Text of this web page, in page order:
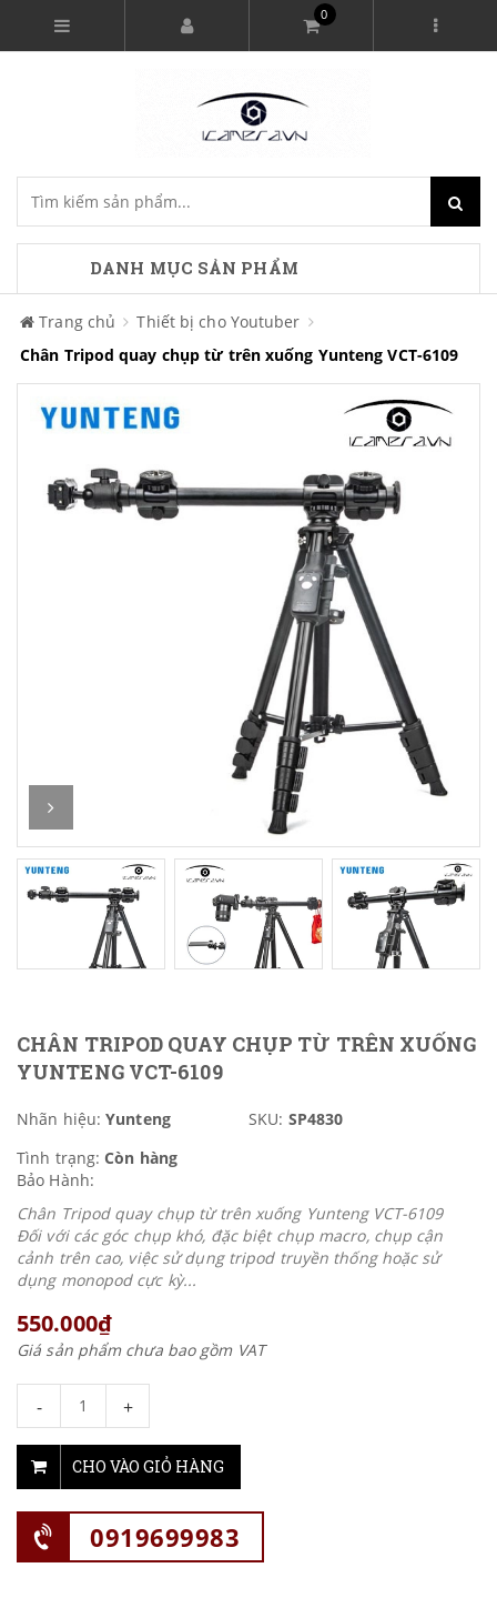
0
DANH MỤC SẢN PHẨM
Trang chủ
Thiết bị cho Youtuber
Chân Tripod quay chụp từ trên xuống Yunteng VCT-6109
CHÂN TRIPOD QUAY CHỤP TỪ TRÊN XUỐNG
YUNTENG VCT-6109
Nhãn hiệu: Yunteng SKU: SP4830
Tình trạng: Còn hàng
Bảo Hành:
Chân Tripod quay chụp từ trên xuống Yunteng VCT-6109
Đối với các góc chụp khó, đặc biệt chụp macro, chụp cận
cảnh trên cao, việc sử dụng tripod truyền thống hoặc sử
dụng monopod cực kỳ...
550.000₫
Giá sản phẩm chưa bao gồm VAT
- +
CHO VÀO GIỎ HÀNG
0919699983